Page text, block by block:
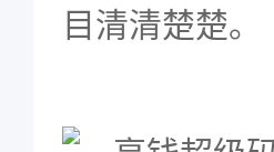
目清清楚楚。